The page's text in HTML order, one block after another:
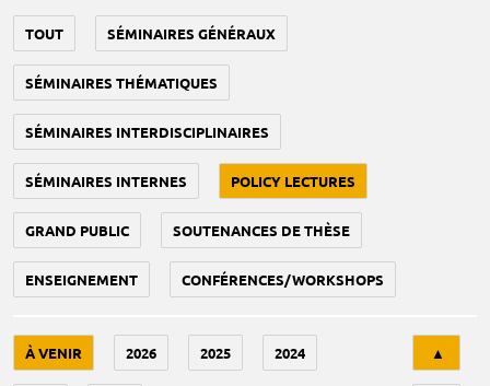
TOUT SÉMINAIRES GÉNÉRAUX
SÉMINAIRES THÉMATIQUES
SÉMINAIRES INTERDISCIPLINAIRES
SÉMINAIRES INTERNES POLICY LECTURES
GRAND PUBLIC SOUTENANCES DE THÈSE
ENSEIGNEMENT CONFÉRENCES/WORKSHOPS
À VENIR 2026 2025 2024 ▲